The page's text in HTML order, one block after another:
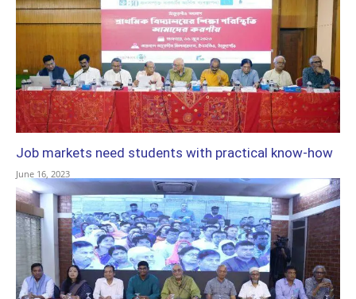
Job markets need students with practical know-how
June 16, 2023